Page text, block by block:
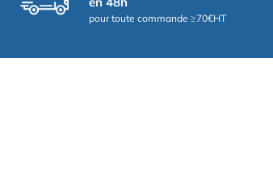
pour toute commande ≥70€HT